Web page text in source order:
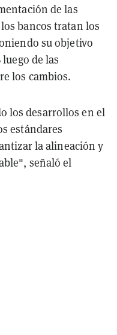
de las
bancos tratan los
su objetivo
de las
los cambios.
los desarrollos en el
estándares
la alineación y
señaló el